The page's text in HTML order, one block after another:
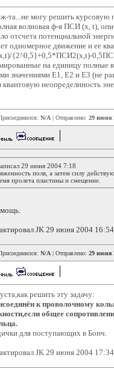
та...не могу решить курсовую
волновая ф-я ПСИ (x, t),
отсчета потенциальной
одномерное движение и ее
{2^0,5}+0,5*ПСИ2(x,t)-
на единицу полные
значениями E1, E2 и E3 (не
неопределнность
N/A | Отправлено: 29 июня
29 июня 2004 7:18
поля, а затем силу
пролета пластины и смещение.
JK 29 июня 2004
N/A | Отправлено: 29 июня
решить эту задачу:
к проволочному
общее
для поступающих в Бонч.
JK 29 июня 2004